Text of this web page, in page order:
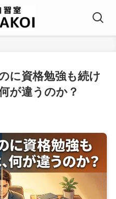
に資格勉強も続け
が違うのか？